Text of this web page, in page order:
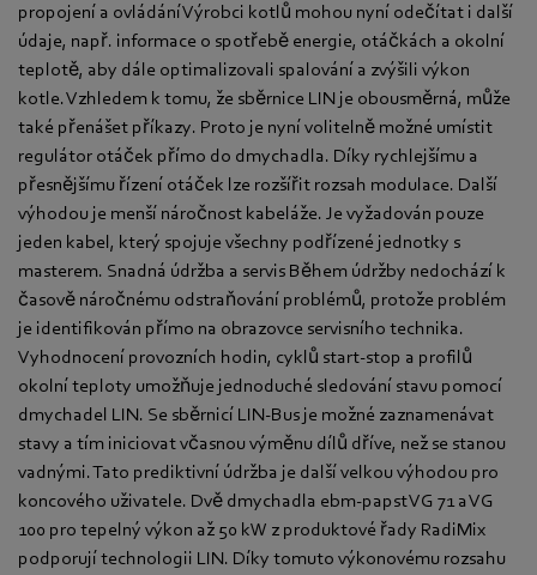
propojení a ovládání Výrobci kotlů mohou nyní odečítat i další
údaje, např. informace o spotřebě energie, otáčkách a okolní
teplotě, aby dále optimalizovali spalování a zvýšili výkon
kotle. Vzhledem k tomu, že sběrnice LIN je obousměrná, může
také přenášet příkazy. Proto je nyní volitelně možné umístit
regulátor otáček přímo do dmychadla. Díky rychlejšímu a
přesnějšímu řízení otáček lze rozšířit rozsah modulace. Další
výhodou je menší náročnost kabeláže. Je vyžadován pouze
jeden kabel, který spojuje všechny podřízené jednotky s
masterem. Snadná údržba a servis Během údržby nedochází k
časově náročnému odstraňování problémů, protože problém
je identifikován přímo na obrazovce servisního technika.
Vyhodnocení provozních hodin, cyklů start-stop a profilů
okolní teploty umožňuje jednoduché sledování stavu pomocí
dmychadel LIN. Se sběrnicí LIN-Bus je možné zaznamenávat
stavy a tím iniciovat včasnou výměnu dílů dříve, než se stanou
vadnými. Tato prediktivní údržba je další velkou výhodou pro
koncového uživatele. Dvě dmychadla ebm-papst VG 71 a VG
100 pro tepelný výkon až 50 kW z produktové řady RadiMix
podporují technologii LIN. Díky tomuto výkonovému rozsahu